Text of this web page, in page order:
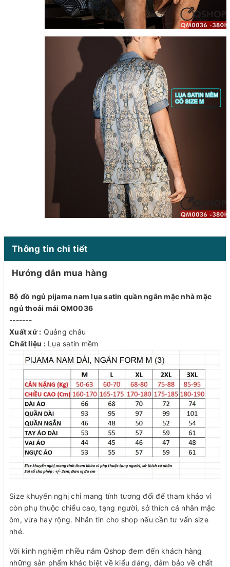
Thông tin chi tiết
Hướng dẫn mua hàng
Bộ đồ ngủ pijama nam lụa satin quần ngắn mặc nhà mặc
ngủ thoải mái QM0036
-------
Xuất xứ : Quảng châu
Chất liệu :Lụa satin mềm
Size khuyến nghị chỉ mang tính tương đối để tham khảo vì
còn phụ thuộc chiểu cao, tạng người, sở thích cá nhân mặc
ôm, vừa hay rộng. Nhắn tin cho shop nếu cần tư vấn size
nhé.
Với kinh nghiệm nhiều năm Qshop đem đến khách hàng
những sản phẩm khác biệt về kiểu dáng, đảm bảo về chất